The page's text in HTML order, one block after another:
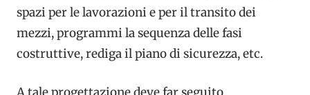
spazi per le lavorazioni e per il transito dei
mezzi, programmi la sequenza delle fasi
costruttive, rediga il piano di sicurezza, etc.
A tale progettazione deve far seguito